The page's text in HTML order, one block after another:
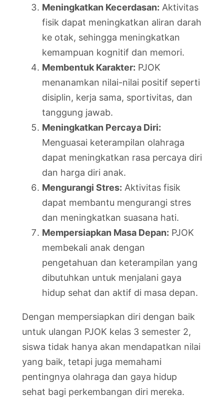
Meningkatkan Kecerdasan: Aktivitas
fisik dapat meningkatkan aliran darah
ke otak, sehingga meningkatkan
kemampuan kognitif dan memori.
Membentuk Karakter: PJOK
menanamkan nilai-nilai positif seperti
disiplin, kerja sama, sportivitas, dan
tanggung jawab.
Meningkatkan Percaya Diri:
Menguasai keterampilan olahraga
dapat meningkatkan rasa percaya diri
dan harga diri anak.
Mengurangi Stres: Aktivitas fisik
dapat membantu mengurangi stres
dan meningkatkan suasana hati.
Mempersiapkan Masa Depan: PJOK
membekali anak dengan
pengetahuan dan keterampilan yang
dibutuhkan untuk menjalani gaya
hidup sehat dan aktif di masa depan.
Dengan mempersiapkan diri dengan baik
untuk ulangan PJOK kelas 3 semester 2,
siswa tidak hanya akan mendapatkan nilai
yang baik, tetapi juga memahami
pentingnya olahraga dan gaya hidup
sehat bagi perkembangan diri mereka.